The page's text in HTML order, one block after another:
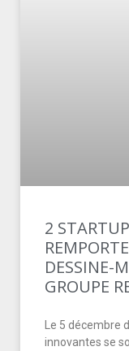
2
DESSINE-
GROUPE
Le 5 décembre
innovantes se